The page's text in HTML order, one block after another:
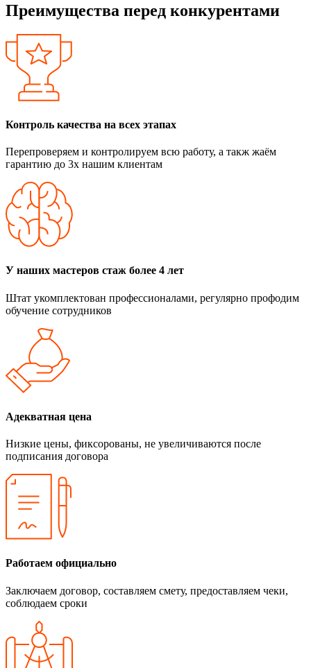
Преимущества перед конкурентами
Контроль качества на всех этапах
Перепроверяем и контролируем всю работу, а такж жаём
гарантию до 3х нашим клиентам
У наших мастеров стаж более 4 лет
Штат укомплектован профессионалами, регулярно профодим
обучение сотрудников
Адекватная цена
Низкие цены, фиксорованы, не увеличиваются после
подписания договора
Работаем официально
Заключаем договор, составляем смету, предоставляем чеки,
соблюдаем сроки